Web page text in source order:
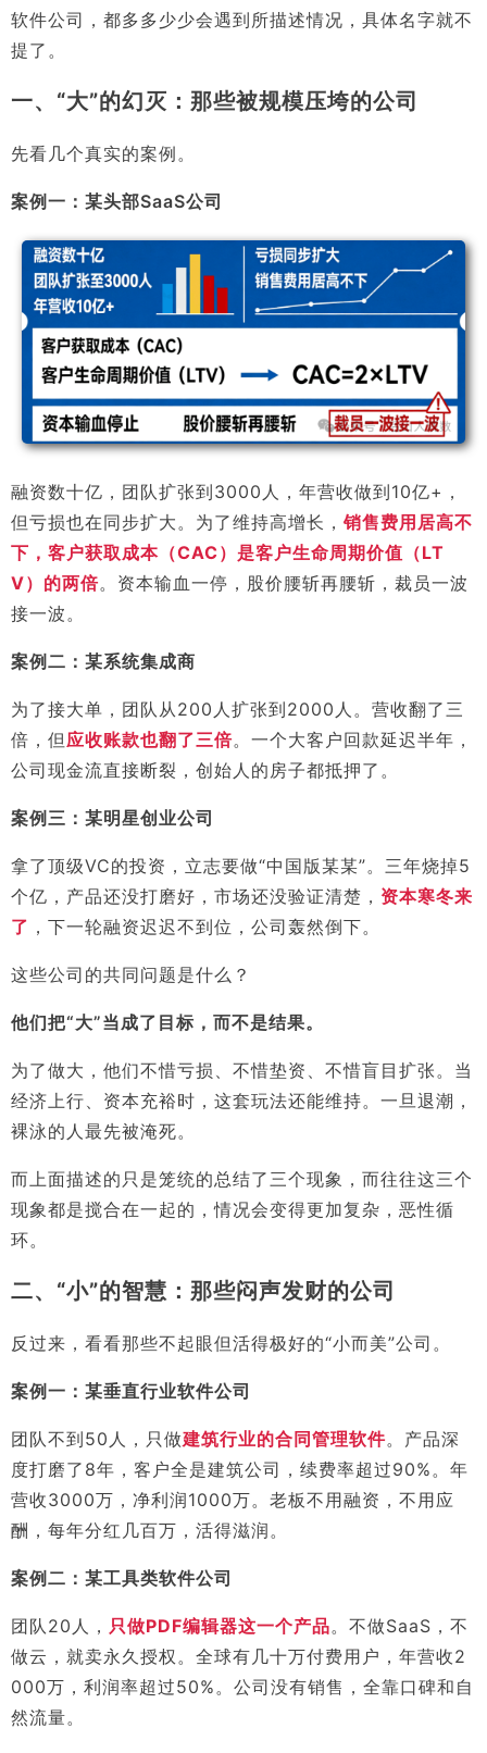
软件公司，都多多少少会遇到所描述情况，具体名字就不
提了。
一、“大”的幻灭：那些被规模压垮的公司
先看几个真实的案例。
案例一：某头部SaaS公司
融资数十亿，团队扩张到3000人，年营收做到10亿+，
但亏损也在同步扩大。为了维持高增长，销售费用居高不
下，客户获取成本（CAC）是客户生命周期价值（LT
V）的两倍。资本输血一停，股价腰斩再腰斩，裁员一波
接一波。
案例二：某系统集成商
为了接大单，团队从200人扩张到2000人。营收翻了三
倍，但 应收账款也翻了三倍。一个大客户回款延迟半年，
公司现金流直接断裂，创始人的房子都抵押了。
案例三：某明星创业公司
拿了顶级VC的投资，立志要做“中国版某某”。三年烧掉5
个亿，产品还没打磨好，市场还没验证清楚， 资本寒冬来
了 ，下一轮融资迟迟不到位，公司轰然倒下。
这些公司的共同问题是什么？
他们把“大”当成了目标，而不是结果。
为了做大，他们不惜亏损、不惜垫资、不惜盲目扩张。当
经济上行、资本充裕时，这套玩法还能维持。一旦退潮，
裸泳的人最先被淹死。
而上面描述的只是笼统的总结了三个现象，而往往这三个
现象都是搅合在一起的，情况会变得更加复杂，恶性循
环。
二、“小”的智慧：那些闷声发财的公司
反过来，看看那些不起眼但活得极好的“小而美”公司。
案例一：某垂直行业软件公司
团队不到50人，只做建筑行业的合同管理软件。产品深
度打磨了8年，客户全是建筑公司，续费率超过90%。年
营收3000万，净利润1000万。老板不用融资，不用应
酬，每年分红几百万，活得滋润。
案例二：某工具类软件公司
团队20人， 只做PDF编辑器这一个产品。不做SaaS，不
做云，就卖永久授权。全球有几十万付费用户，年营收2
000万，利润率超过50%。公司没有销售，全靠口碑和自
然流量。